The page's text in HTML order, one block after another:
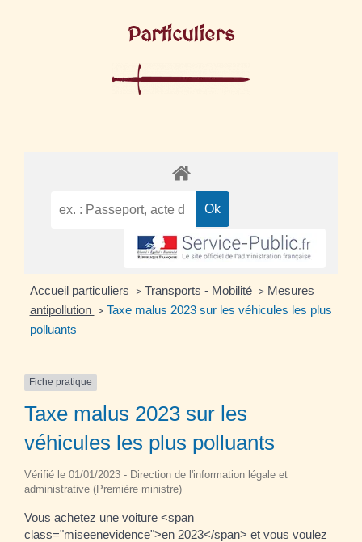
Particuliers
Accueil particuliers > Transports - Mobilité > Mesures
antipollution > Taxe malus 2023 sur les véhicules les plus
polluants
Fiche pratique
Taxe malus 2023 sur les
véhicules les plus polluants
Vérifié le 01/01/2023 - Direction de l'information légale et
administrative (Première ministre)
Vous achetez une voiture <span
class="miseenevidence">en 2023</span> et vous voulez